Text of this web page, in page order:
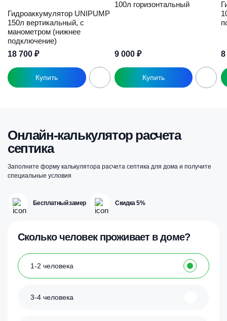
Гидроаккумулятор UNIPUMP
150л вертикальный, с
манометром (нижнее
подключение)
18 700 ₽
100л горизонтальный
9 000 ₽
Онлайн-калькулятор расчета
септика
Заполните форму калькулятора расчета септика для дома и получите
специальные условия
Бесплатный замер Скидка 5%
Сколько человек проживает в доме?
1-2 человека
3-4 человека